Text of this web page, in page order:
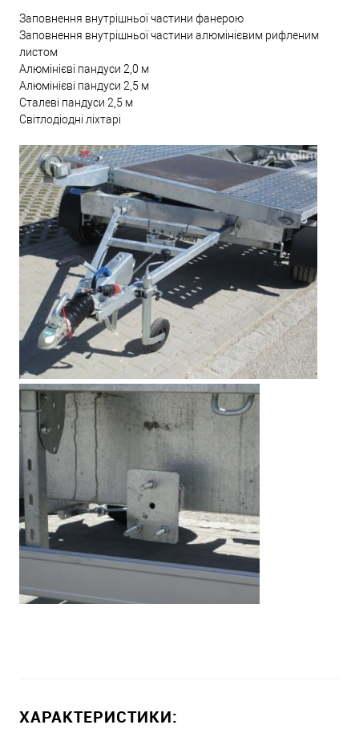
Заповнення внутрішньої частини фанерою
Заповнення внутрішньої частини алюмінієвим рифленим
листом
Алюмінієві пандуси 2,0 м
Алюмінієві пандуси 2,5 м
Сталеві пандуси 2,5 м
Світлодіодні ліхтарі
ХАРАКТЕРИСТИКИ: